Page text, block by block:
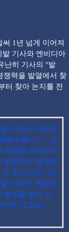
1년 넘게 이어져
기사와 엔비디아
난히 기사의 "발
쟁력을 발열에서 찾
터 찾아 논지를 전
끼쳐서 사과한
원하겠다." ... 사
모습을 드러냈기
본원적인 한계였
있냐고요? 네,
’이라는 현상의
발목을 잡는 사
자 시그널>,